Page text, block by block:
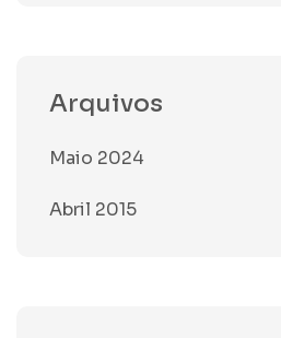
Arquivos
Maio 2024
Abril 2015